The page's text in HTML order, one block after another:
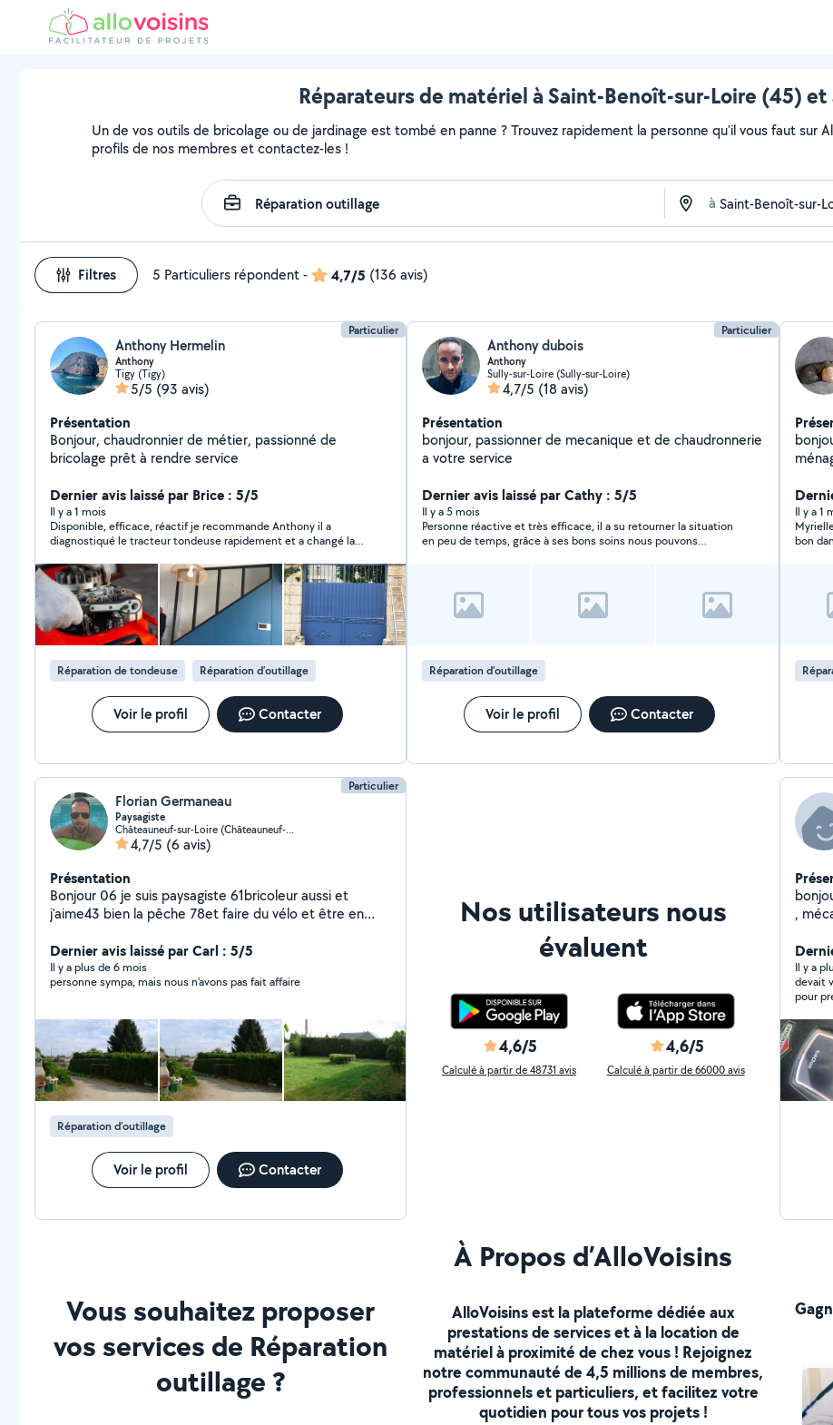
Réparateurs de matériel à Saint-Benoît-sur-Loire (45)
Un de vos outils de bricolage ou de jardinage est tombé en panne ? Trouvez rapidement la personne qu'il vous faut sur
profils de nos membres et contactez-les !
à
Filtres 5 Particuliers répondent- 4,7/5 (136 avis)
Particulier
Anthony Hermelin
Anthony
Tigy (Tigy)
5/5 (93 avis)
Présentation
Bonjour, chaudronnier de métier, passionné de
bricolage prêt à rendre service
Dernier avis laissé par Brice : 5/5
Il y a 1 mois
Disponible, efficace, réactif je recommande Anthony il a
diagnostiqué le tracteur tondeuse rapidement et a changé la
Réparation de tondeuse Réparation d’outillage
Voir le profil Contacter
Particulier
Anthony dubois
Anthony
Sully-sur-Loire (Sully-sur-Loire)
4,7/5 (18 avis)
Présentation
bonjour, passionner de mecanique et de chaudronnerie
a votre service
Dernier avis laissé par Cathy : 5/5
Il y a 5 mois
Personne réactive et très efficace, il a su retourner la situation
en peu de temps, grâce à ses bons soins nous pouvons
Réparation d’outillage
Voir le profil Contacter
Il y a 1
bon
Particulier
Florian Germaneau
Paysagiste
Châteauneuf-sur-Loire (Châteauneuf-sur-Loire)
4,7/5 (6 avis)
Présentation
Bonjour 06 je suis paysagiste 61bricoleur aussi et
j'aime43 bien la pêche 78et faire du vélo et être en
Dernier avis laissé par Carl : 5/5
Il y a plus de 6 mois
personne sympa, mais nous n'avons pas fait affaire
Réparation d’outillage
Voir le profil Contacter
Nos utilisateurs nous
évaluent
4,6/5
Calculé à partir de 48731 avis
4,6/5
Calculé à partir de 66000 avis
,
Il y a
devait
pour
Vous souhaitez proposer
vos services de Réparation
outillage ?
À Propos d’AlloVoisins
AlloVoisins est la plateforme dédiée aux
prestations de services et à la location de
matériel à proximité de chez vous ! Rejoignez
notre communauté de 4,5 millions de membres,
professionnels et particuliers, et facilitez votre
quotidien pour tous vos projets !